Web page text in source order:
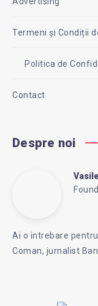
Termeni și Condiții
Politica de
Contact
Despre noi
Vasile
Pop
on
Ai o intrebare
Coman, jurnalist